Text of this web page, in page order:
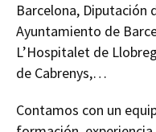
Barcelona, Diputación
Ayuntamiento de
L’Hospitalet de
de Cabrenys,…
Contamos con un